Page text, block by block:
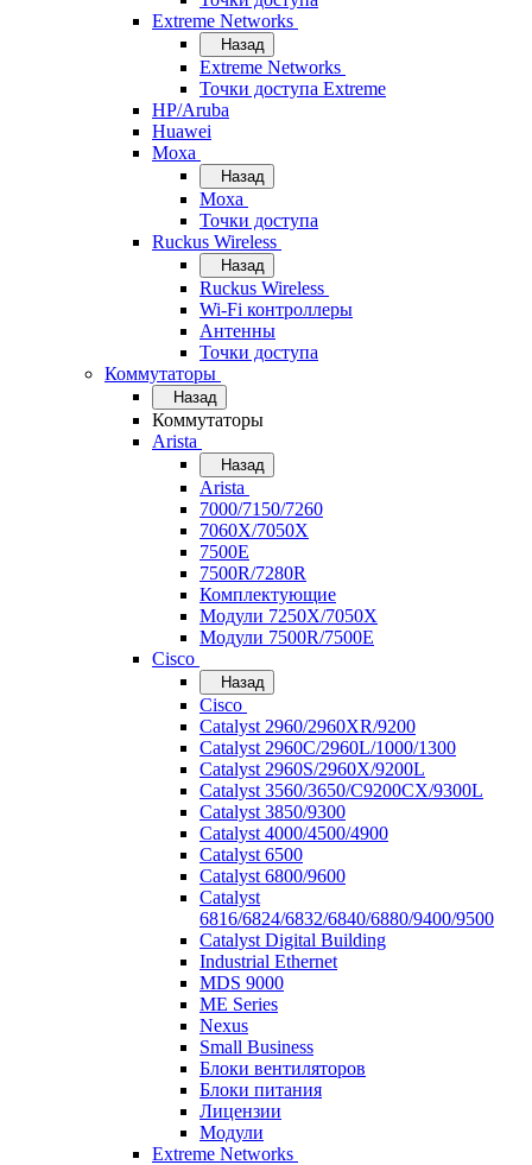
Extreme Networks
Назад
Extreme Networks
Точки доступа Extreme
HP/Aruba
Huawei
Moxa
Назад
Moxa
Точки доступа
Ruckus Wireless
Назад
Ruckus Wireless
Wi-Fi контроллеры
Антенны
Точки доступа
Коммутаторы
Назад
Коммутаторы
Arista
Назад
Arista
7000/7150/7260
7060X/7050X
7500E
7500R/7280R
Комплектующие
Модули 7250X/7050X
Модули 7500R/7500E
Cisco
Назад
Cisco
Catalyst 2960/2960XR/9200
Catalyst 2960C/2960L/1000/1300
Catalyst 2960S/2960X/9200L
Catalyst 3560/3650/C9200CX/9300L
Catalyst 3850/9300
Catalyst 4000/4500/4900
Catalyst 6500
Catalyst 6800/9600
Catalyst
6816/6824/6832/6840/6880/9400/9500
Catalyst Digital Building
Industrial Ethernet
MDS 9000
ME Series
Nexus
Small Business
Блоки вентиляторов
Блоки питания
Лицензии
Модули
Extreme Networks